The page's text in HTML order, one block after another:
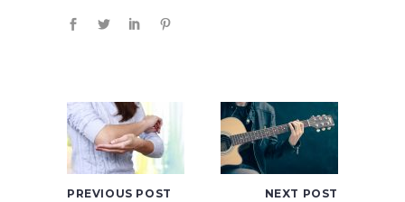
PREVIOUS POST NEXT POST